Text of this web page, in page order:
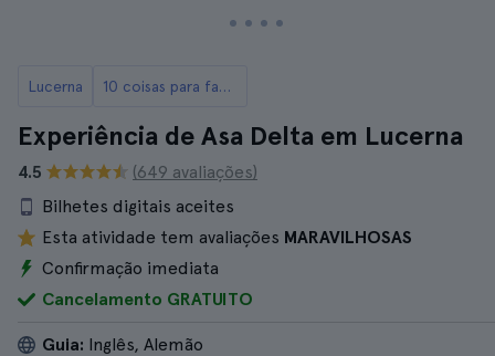
Lucerna 10 coisas para fazer em Lucerne
Experiência de Asa Delta em Lucerna
4.5
(649 avaliações)
Bilhetes digitais aceites
Esta atividade tem avaliações MARAVILHOSAS
Confirmação imediata
Cancelamento GRATUITO
Guia: Inglês, Alemão